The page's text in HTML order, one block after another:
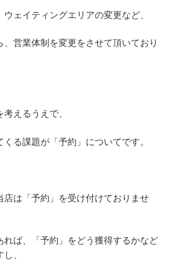
ェイティングエリアの変更など、
、営業体制を変更をさせて頂いており
えるうえで、
る課題が「予約」についてです。
店は「予約」を受け付けておりませ
れば、「予約」をどう獲得するかなど
、